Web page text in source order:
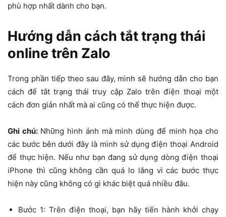
phù hợp nhất dành cho bạn.
Hướng dẫn cách tắt trạng thái
online trên Zalo
Trong phần tiếp theo sau đây, mình sẽ hướng dẫn cho bạn
cách để tắt trạng thái truy cập Zalo trên điện thoại một
cách đơn giản nhất mà ai cũng có thể thực hiện được.
Ghi chú:Những hình ảnh mà mình dùng để minh họa cho
các bước bên dưới đây là mình sử dụng điện thoại Android
để thực hiện. Nếu như bạn đang sử dụng dòng điện thoại
iPhone thì cũng không cần quá lo lắng vì các bước thực
hiện này cũng không có gì khác biệt quá nhiều đâu.
Bước 1: Trên điện thoại, bạn hãy tiến hành khởi chạy